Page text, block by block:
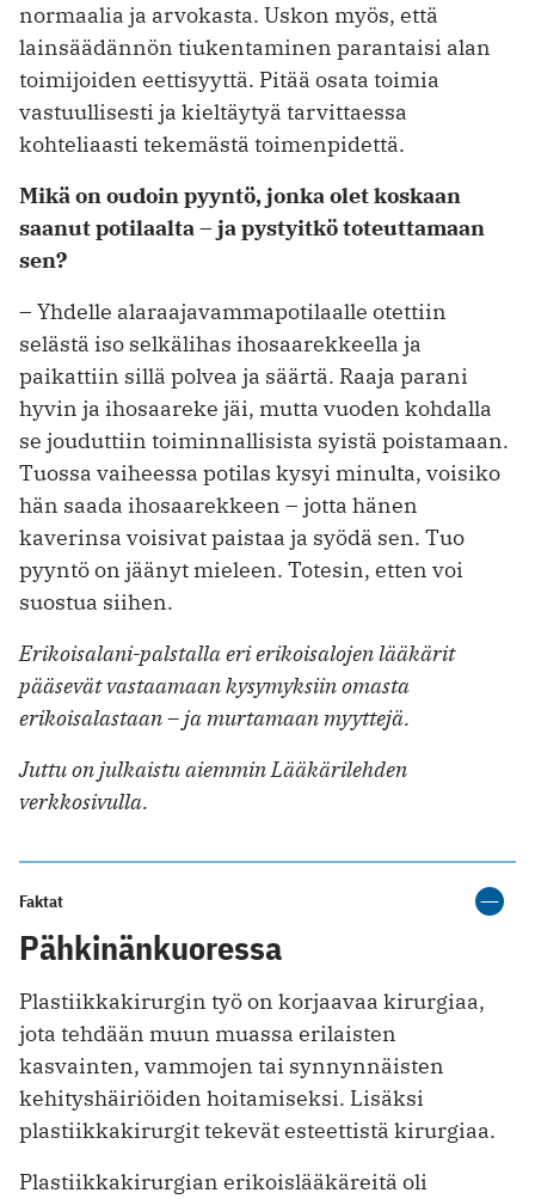
normaalia ja arvokasta. Uskon myös, että
lainsäädännön tiukentaminen parantaisi alan
toimijoiden eettisyyttä. Pitää osata toimia
vastuullisesti ja kieltäytyä tarvittaessa
kohteliaasti tekemästä toimenpidettä.
Mikä on oudoin pyyntö, jonka olet koskaan
saanut potilaalta – ja pystyitkö toteuttamaan
sen?
– Yhdelle alaraajavammapotilaalle otettiin
selästä iso selkälihas ihosaarekkeella ja
paikattiin sillä polvea ja säärtä. Raaja parani
hyvin ja ihosaareke jäi, mutta vuoden kohdalla
se jouduttiin toiminnallisista syistä poistamaan.
Tuossa vaiheessa potilas kysyi minulta, voisiko
hän saada ihosaarekkeen – jotta hänen
kaverinsa voisivat paistaa ja syödä sen. Tuo
pyyntö on jäänyt mieleen. Totesin, etten voi
suostua siihen.
Erikoisalani-palstalla eri erikoisalojen lääkärit
pääsevät vastaamaan kysymyksiin omasta
erikoisalastaan – ja murtamaan myyttejä.
Juttu on julkaistu aiemmin Lääkärilehden
verkkosivulla.
Faktat
Pähkinänkuoressa
Plastiikkakirurgin työ on korjaavaa kirurgiaa,
jota tehdään muun muassa erilaisten
kasvainten, vammojen tai synnynnäisten
kehityshäiriöiden hoitamiseksi. Lisäksi
plastiikkakirurgit tekevät esteettistä kirurgiaa.
Plastiikkakirurgian erikoislääkäreitä oli